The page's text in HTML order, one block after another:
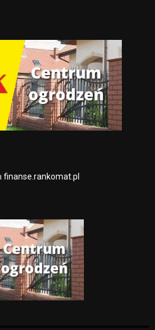
finanse.rankomat.pl